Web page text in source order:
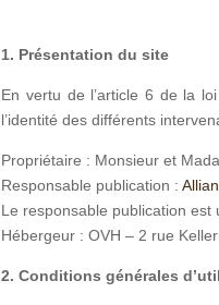
1. Présentation du site
En vertu de l’article 6 de la
l’identité des différents
Propriétaire : Monsieur et
Responsable publication :
Le responsable publication est
Hébergeur : OVH – 2 rue
2. Conditions générales